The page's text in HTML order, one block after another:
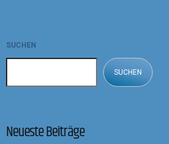
SUCHEN
SUCHEN
Neueste Beiträge